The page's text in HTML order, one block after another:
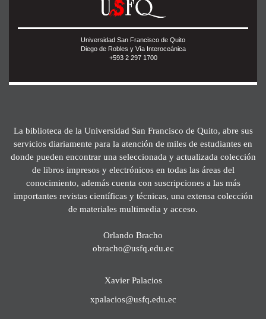
Universidad San Francisco de Quito
Diego de Robles y Vía Interoceánica
+593 2 297 1700
La biblioteca de la Universidad San Francisco de Quito, abre sus
servicios diariamente para la atención de miles de estudiantes en
donde pueden encontrar una seleccionada y actualizada colección
de libros impresos y electrónicos en todas las áreas del
conocimiento, además cuenta con suscripciones a las más
importantes revistas científicas y técnicas, una extensa colección
de materiales multimedia y acceso.
Orlando Bracho
obracho@usfq.edu.ec
Xavier Palacios
xpalacios@usfq.edu.ec